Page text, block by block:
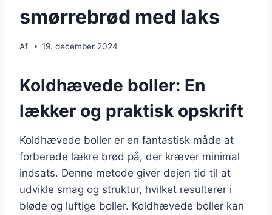
smørrebrød med laks
Af 19. december 2024
Koldhævede boller: En
lækker og praktisk opskrift
Koldhævede boller er en fantastisk måde at
forberede lækre brød på, der kræver minimal
indsats. Denne metode giver dejen tid til at
udvikle smag og struktur, hvilket resulterer i
bløde og luftige boller. Koldhævede boller kan